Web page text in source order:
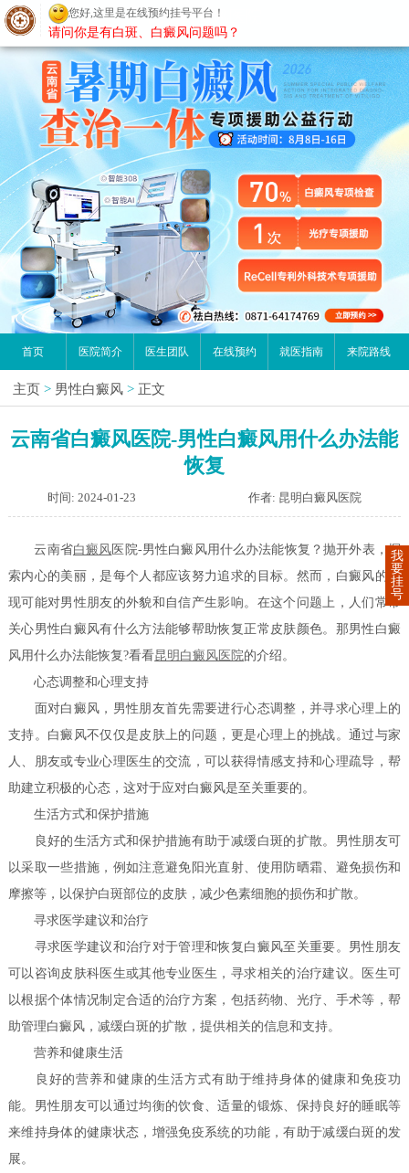
昆明白癜风医院
首页 医院简介 医生团队 在线预约 就医指南 来院路线
主页 > 男性白癜风 > 正文
云南省白癜风医院-男性白癜风用什么办法能
恢复
时间: 2024-01-23 作者: 昆明白癜风医院
云南省白癜风 医院-男性白癜风用什么办法能恢复？抛开外表，探
索内心的美丽，是每个人都应该努力追求的目标。然而，白癜风的出
现可能对男性朋友的外貌和自信产生影响。在这个问题上，人们常常
关心男性白癜风有什么方法能够帮助恢复正常皮肤颜色。那男性白癜
风用什么办法能恢复?看看昆明白癜风医院的介绍。
心态调整和心理支持
面对白癜风，男性朋友首先需要进行心态调整，并寻求心理上的
支持。白癜风不仅仅是皮肤上的问题，更是心理上的挑战。通过与家
人、朋友或专业心理医生的交流，可以获得情感支持和心理疏导，帮
助建立积极的心态，这对于应对白癜风是至关重要的。
生活方式和保护措施
良好的生活方式和保护措施有助于减缓白斑的扩散。男性朋友可
以采取一些措施，例如注意避免阳光直射、使用防晒霜、避免损伤和
摩擦等，以保护白斑部位的皮肤，减少色素细胞的损伤和扩散。
寻求医学建议和治疗
寻求医学建议和治疗对于管理和恢复白癜风至关重要。男性朋友
可以咨询皮肤科医生或其他专业医生，寻求相关的治疗建议。医生可
以根据个体情况制定合适的治疗方案，包括药物、光疗、手术等，帮
助管理白癜风，减缓白斑的扩散，提供相关的信息和支持。
营养和健康生活
良好的营养和健康的生活方式有助于维持身体的健康和免疫功
能。男性朋友可以通过均衡的饮食、适量的锻炼、保持良好的睡眠等
来维持身体的健康状态，增强免疫系统的功能，有助于减缓白斑的发
展。
我
要
挂
号
您好,这里是在线预约挂号平台！
请问你是有白斑、白癜风问题吗？